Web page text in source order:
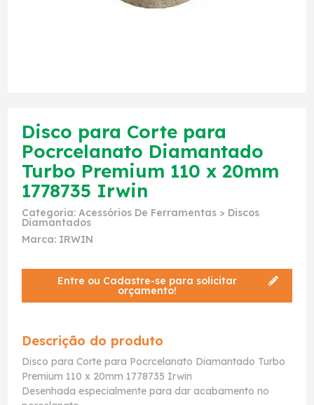
Disco para Corte para
Pocrcelanato Diamantado
Turbo Premium 110 x 20mm
1778735 Irwin
Categoria: Acessórios De Ferramentas > Discos
Diamantados
Marca: IRWIN
Entre ou Cadastre-se para solicitar
orçamento!
Descrição do produto
Disco para Corte para Pocrcelanato Diamantado Turbo
Premium 110 x 20mm 1778735 Irwin
Desenhada especialmente para dar acabamento no